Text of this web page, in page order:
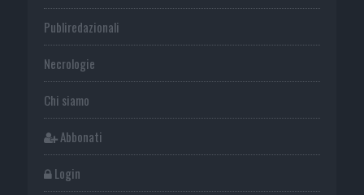
Publiredazionali
Necrologie
Chi siamo
Abbonati
Login